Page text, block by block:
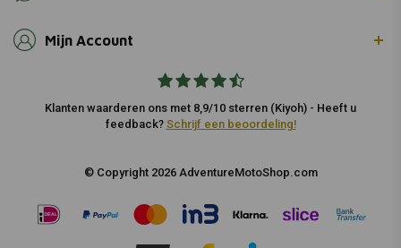
Mijn Account
Klanten waarderen ons met 8,9/10 sterren (Kiyoh) - Heeft u
feedback? Schrijf een beoordeling!
© Copyright 2026 AdventureMotoShop.com